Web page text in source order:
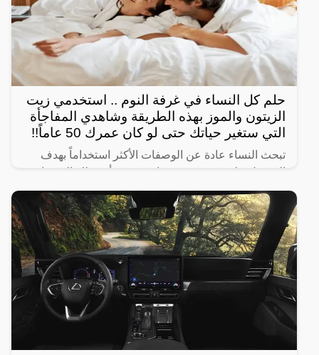
حلم كل النساء في غرفة النوم .. استخدمي زيت
الزيتون والموز بهذه الطريقة وشاهدي المفاجأة
التي ستغير حياتك حتى لو كان عمرك 50 عاماً!!
تبحث النساء عادة عن الوصفات الأكثر استخداماً بهدف
الحصول على شعر صحي وناعم، ومن أبرز تلك الوصفات
الخاصة بالبشرة والجسم للحصول على أفضل نتيجة خلال
فترة قصيرة،